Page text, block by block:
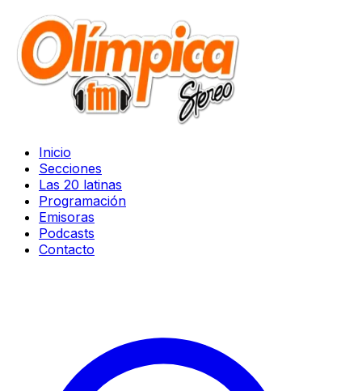
Inicio
Secciones
Las 20 latinas
Programación
Emisoras
Podcasts
Contacto